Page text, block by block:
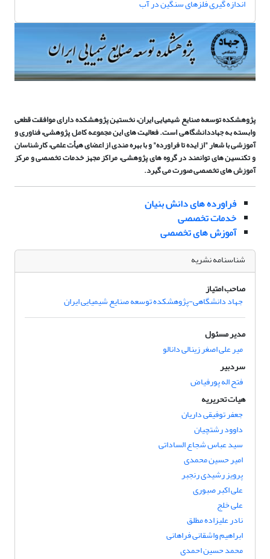
اندازه گیری فلزهای سنگین در آب
پژوهشکده توسعه صنایع شیمیایی ایران،نخستین پژوهشکدهدارایموافقت قطعی
وابسته بهجهاددانشگاهیاست. فعالیت های این مجموعه کامل پژوهشی، فناوری و
آموزشی با شعار "از ایده تا فراورده" و با بهره مندی از اعضای هیأت علمی، کارشناسان
و تکنسین های توانمند در گروه های پژوهشی، مراکز مجهز خدمات تخصصی و مرکز
آموزش های تخصصی صورت می گیرد.
فراورده های دانش بنیان
خدمات تخصصی
آموزش های تخصصی
شناسنامه نشریه
صاحب امتیاز
جهاد دانشگاهی-پژوهشکده توسعه صنایع شیمیایی ایران
مدیر مسئول
میر علی اصغر زینالی دانالو
سردبیر
فتح اله پورفیاض
هیات تحریریه
جعفر توفیقی داریان
داوود رشتچیان
سید عباس شجاع الساداتی
امیر حسین محمدی
پرویز رشیدی رنجبر
علی اکبر صبوری
علی خلج
نادر علیزاده مطلق
ابراهیم واشقانی فراهانی
محمد حسین احمدی